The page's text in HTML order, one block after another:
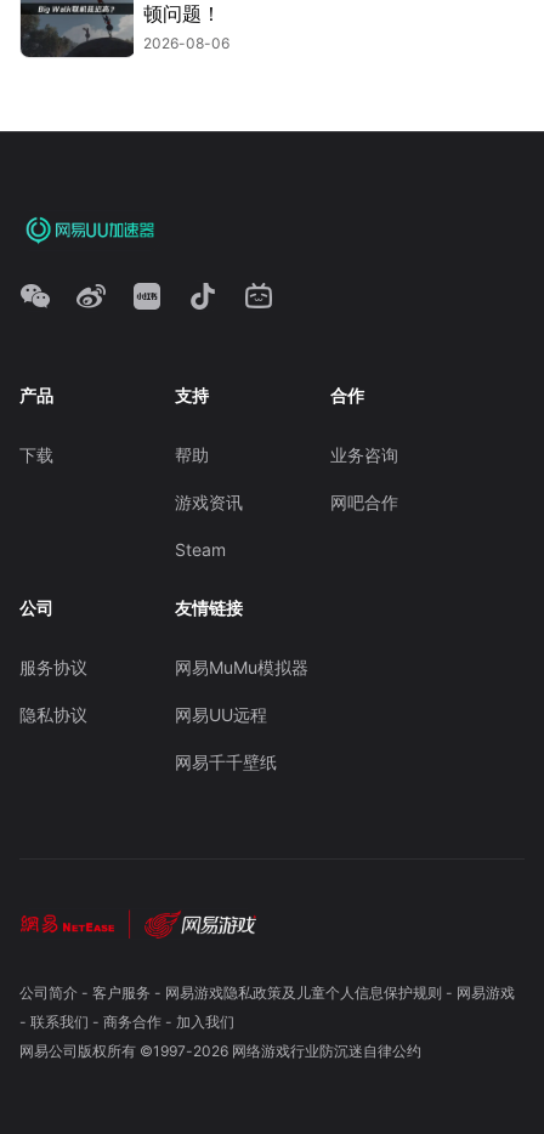
顿问题！
2026-08-06
产品
下载
支持
帮助
游戏资讯
Steam
合作
业务咨询
网吧合作
公司
服务协议
隐私协议
友情链接
网易MuMu模拟器
网易UU远程
网易千千壁纸
公司简介- 客户服务 - 网易游戏隐私政策及儿童个人信息保护规则 - 网易游戏
- 联系我们 - 商务合作- 加入我们
网易公司版权所有 ©1997-2026 网络游戏行业防沉迷自律公约